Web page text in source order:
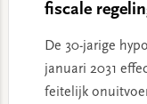
fiscale
De 30-jarige
januari 2031
feitelijk